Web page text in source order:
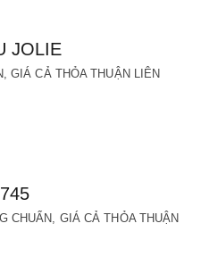
JOLIE
GIÁ CẢ THỎA THUẬN LIÊN
CHUẨN, GIÁ CẢ THỎA THUẬN